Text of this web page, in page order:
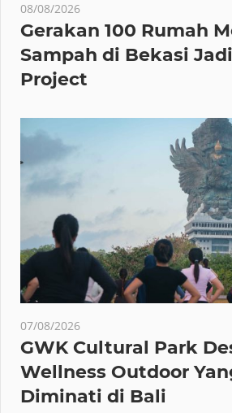
08/08/2026
Gerakan 100 Rumah
Sampah di Bekasi
Project
07/08/2026
GWK Cultural Park
Wellness Outdoor
Diminati di Bali